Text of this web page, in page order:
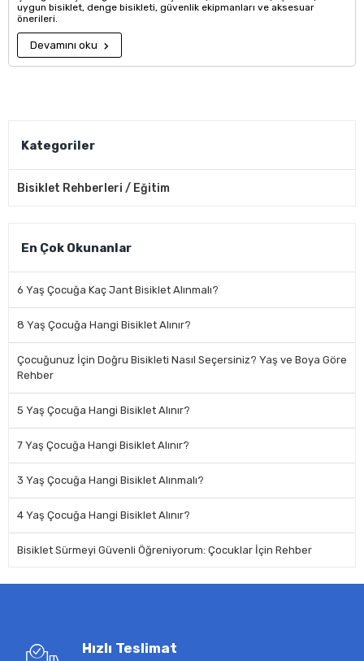
uygun bisiklet, denge bisikleti, güvenlik ekipmanları ve aksesuar
önerileri.
Devamını oku
Kategoriler
Bisiklet Rehberleri / Eğitim
En Çok Okunanlar
6 Yaş Çocuğa Kaç Jant Bisiklet Alınmalı?
8 Yaş Çocuğa Hangi Bisiklet Alınır?
Çocuğunuz İçin Doğru Bisikleti Nasıl Seçersiniz? Yaş ve Boya Göre
Rehber
5 Yaş Çocuğa Hangi Bisiklet Alınır?
7 Yaş Çocuğa Hangi Bisiklet Alınır?
3 Yaş Çocuğa Hangi Bisiklet Alınmalı?
4 Yaş Çocuğa Hangi Bisiklet Alınır?
Bisiklet Sürmeyi Güvenli Öğreniyorum: Çocuklar İçin Rehber
Hızlı Teslimat